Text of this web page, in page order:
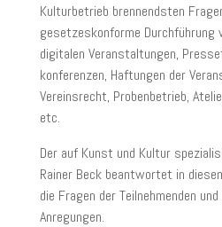
Kulturbetrieb brennendsten
gesetzeskonforme Durchführung
digitalen Veranstaltungen,
konferenzen, Haftungen der
Vereinsrecht, Probenbetrieb,
etc.
Der auf Kunst und Kultur
Rainer Beck beantwortet in
die Fragen der Teilnehmenden
Anregungen.